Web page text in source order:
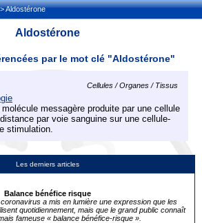
Aldostérone
Les derniers articles
Balance bénéfice risque
a mis en lumière une expression que les
quotidiennement, mais que le grand public connaît
fameuse « balance bénéfice-risque ».
Aldostérone
par le mot clé "Aldostérone"
Cellules / Organes / Tissus
messagère produite par une cellule
par voie sanguine sur une cellule-
stimulation.